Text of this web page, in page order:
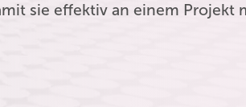
sie effektiv an einem Projekt